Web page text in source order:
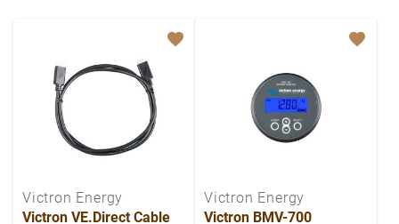
Victron Energy
Victron VE.Direct Cable
Victron Energy
Victron BMV-700